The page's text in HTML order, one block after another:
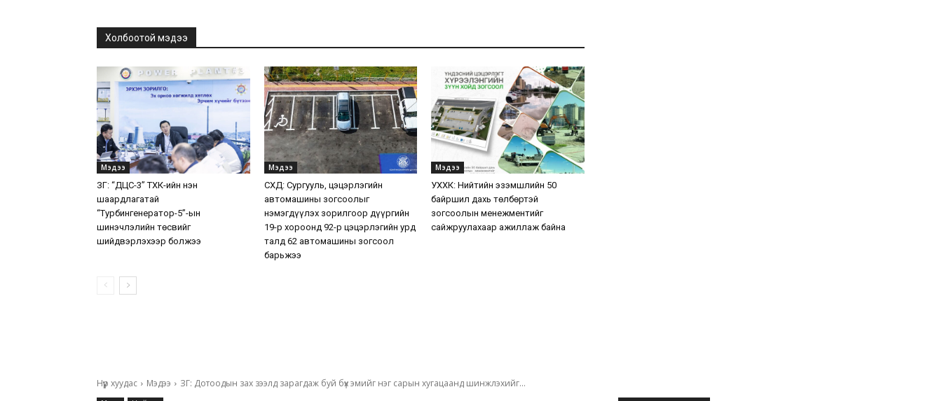
Холбоотой мэдээ
Мэдээ
ЗГ: “ДЦС-3” ТӨХК-ийн нэн
шаардлагатай
“Турбингенератор-5”-ын
шинэчлэлийн төсвийг
шийдвэрлэхээр болжээ
Мэдээ
СХД: Сургууль, цэцэрлэгийн
автомашины зогсоолыг
нэмэгдүүлэх зорилгоор дүүргийн
19-р хороонд 92-р цэцэрлэгийн урд
талд 62 автомашины зогсоол
барьжээ
Мэдээ
УХХК: Нийтийн эзэмшлийн 50
байршил дахь төлбөртэй
зогсоолын менежментийг
сайжруулахаар ажиллаж байна